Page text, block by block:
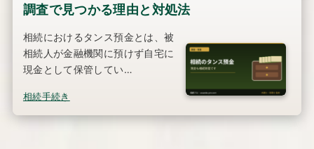
調査で見つかる理由と対処法
相続におけるタンス預金とは、被
相続人が金融機関に預けず自宅に
現金として保管してい…
相続手続き